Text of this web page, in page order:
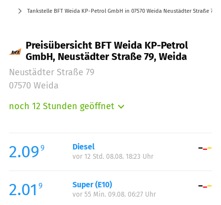
Tankstelle BFT Weida KP-Petrol GmbH in 07570 Weida Neustädter Straße 79
Preisübersicht BFT Weida KP-Petrol
GmbH, Neustädter Straße 79, Weida
Neustädter Straße 79
07570 Weida
noch 12 Stunden geöffnet
Mittwoch:
06:30-22:00
Donnerstag:
Samstag:
07:00-22:00
Sonntag:
2.09 9 Diesel
vor 12 Std. 08.08. 18:23 Uhr
2.01 9 Super (E10)
vor 55 Min. 09.08. 06:27 Uhr